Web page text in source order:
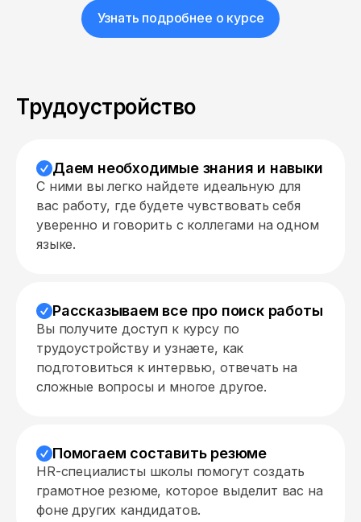
Узнать подробнее о курсе
Трудоустройство
Даем необходимые знания и навыки
С ними вы легко найдете идеальную для
вас работу, где будете чувствовать себя
уверенно и говорить с коллегами на одном
языке.
Рассказываем все про поиск работы
Вы получите доступ к курсу по
трудоустройству и узнаете, как
подготовиться к интервью, отвечать на
сложные вопросы и многое другое.
Помогаем составить резюме
HR-специалисты школы помогут создать
грамотное резюме, которое выделит вас на
фоне других кандидатов.